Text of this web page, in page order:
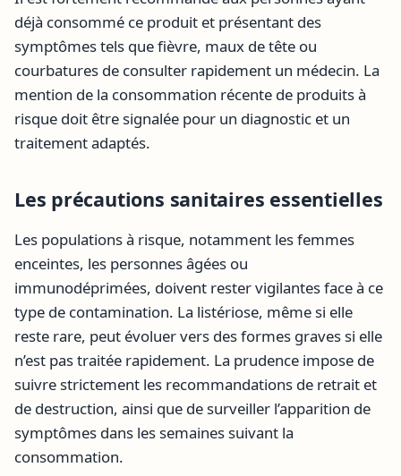
déjà consommé ce produit et présentant des
symptômes tels que fièvre, maux de tête ou
courbatures de consulter rapidement un médecin. La
mention de la consommation récente de produits à
risque doit être signalée pour un diagnostic et un
traitement adaptés.
Les précautions sanitaires essentielles
Les populations à risque, notamment les femmes
enceintes, les personnes âgées ou
immunodéprimées, doivent rester vigilantes face à ce
type de contamination. La listériose, même si elle
reste rare, peut évoluer vers des formes graves si elle
n’est pas traitée rapidement. La prudence impose de
suivre strictement les recommandations de retrait et
de destruction, ainsi que de surveiller l’apparition de
symptômes dans les semaines suivant la
consommation.